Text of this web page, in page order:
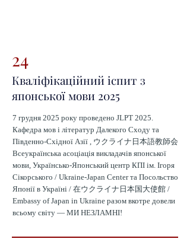
24
Кваліфікаційний іспит з
японської мови 2025
7 грудня 2025 року проведено JLPT 2025.
Кафедра мов і літератур Далекого Сходу та
Південно-Східної Азії , ウクライナ日本語教師会
Всеукраїнська асоціація викладачів японської
мови, Українсько-Японський центр КПІ ім. Ігоря
Сікорського / Ukraine-Japan Centerта Посольство
Японії в Україні / 在ウクライナ日本国大使館 /
Embassy of Japan in Ukraine разом вкотре довели
всьому світу — МИ НЕЗЛАМНІ!